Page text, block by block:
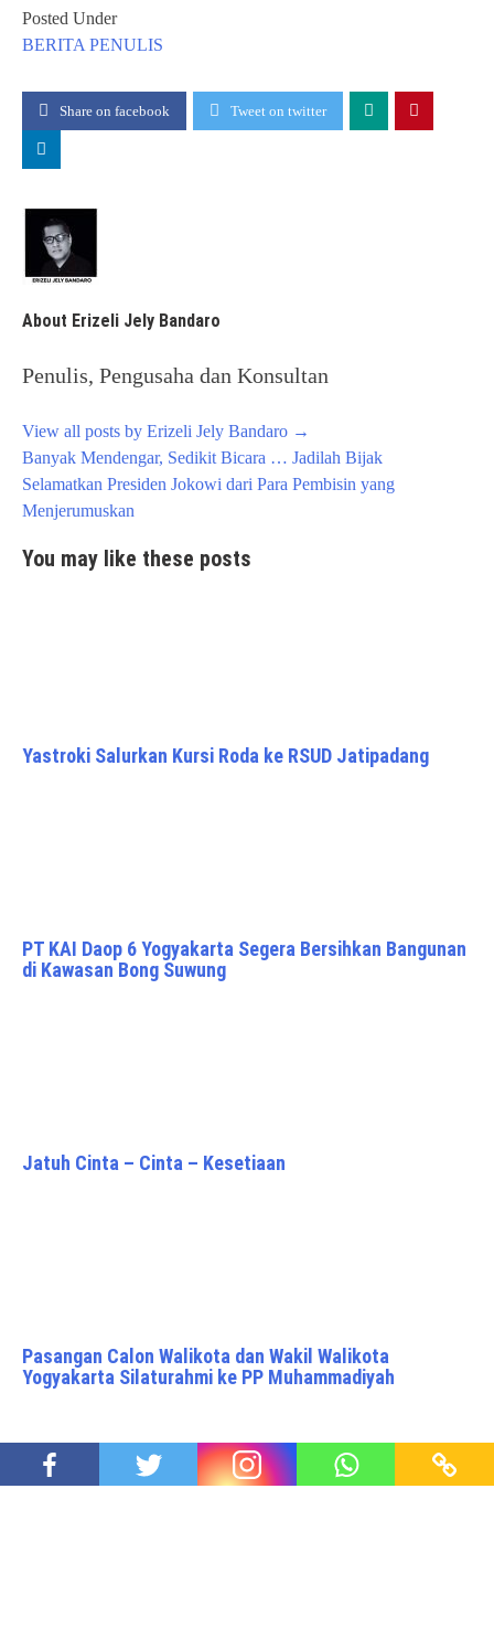
Posted Under
BERITA PENULIS
Share on facebook Tweet on twitter
About Erizeli Jely Bandaro
Penulis, Pengusaha dan Konsultan
View all posts by Erizeli Jely Bandaro →
Post
navigation
Banyak Mendengar, Sedikit Bicara … Jadilah Bijak
Selamatkan Presiden Jokowi dari Para Pembisin yang
Menjerumuskan
You may like these posts
Yastroki Salurkan Kursi Roda ke RSUD Jatipadang
PT KAI Daop 6 Yogyakarta Segera Bersihkan Bangunan
di Kawasan Bong Suwung
Jatuh Cinta – Cinta – Kesetiaan
Pasangan Calon Walikota dan Wakil Walikota
Yogyakarta Silaturahmi ke PP Muhammadiyah